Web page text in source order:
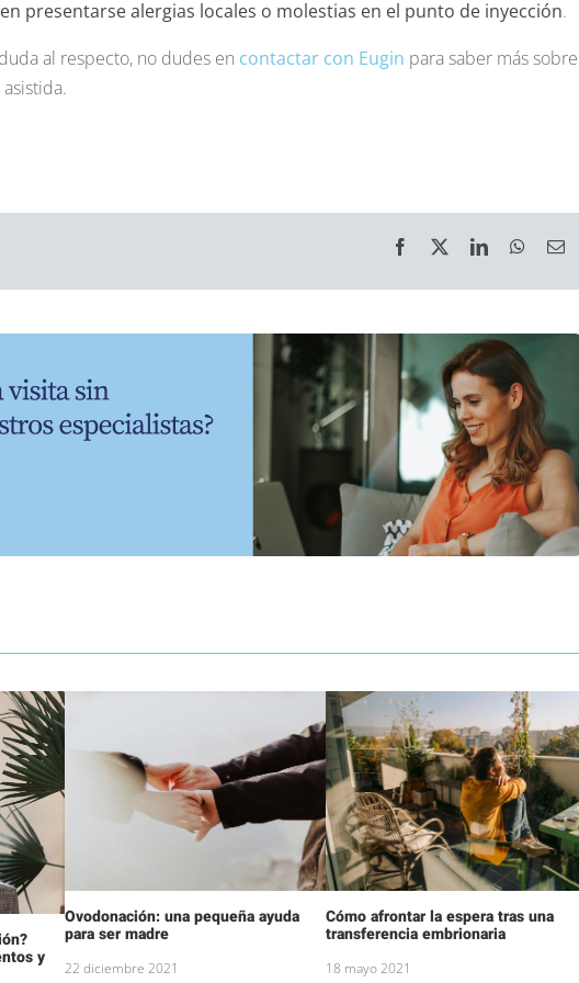
presentarse alergias locales o molestias en el punto de inyección.
al respecto, no dudes en contactar con Eugin para saber más sobre
Facebook LinkedIn
y
Ovodonación: una pequeña ayuda
para ser madre
22 diciembre 2021
Cómo afrontar la espera tras una
transferencia embrionaria
18 mayo 2021